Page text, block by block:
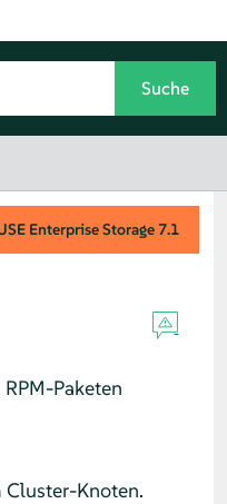
Enterprise Storage7.1
Paketen
Cluster-Knoten.